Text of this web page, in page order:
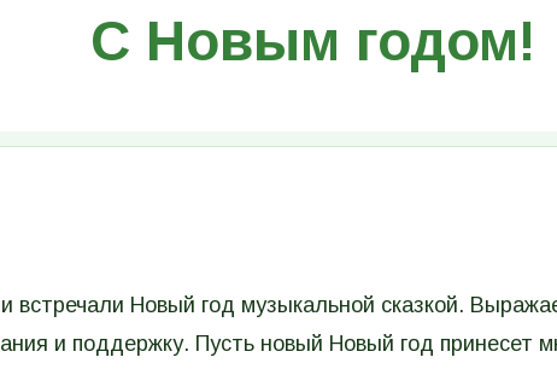
С Новым годом!
Новый год музыкальной сказкой.
и поддержку. Пусть новый Новый год принесет